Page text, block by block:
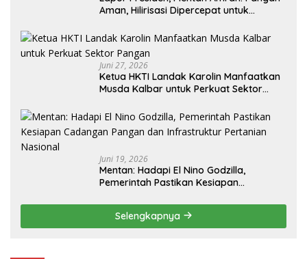
Aman, Hilirisasi Dipercepat untuk
Juni 27, 2026
Ketua HKTI Landak Karolin Manfaatkan
Musda Kalbar untuk Perkuat Sektor
Juni 19, 2026
Mentan: Hadapi El Nino Godzilla,
Pemerintah Pastikan Kesiapan
Pertanian Nasional
Selengkapnya